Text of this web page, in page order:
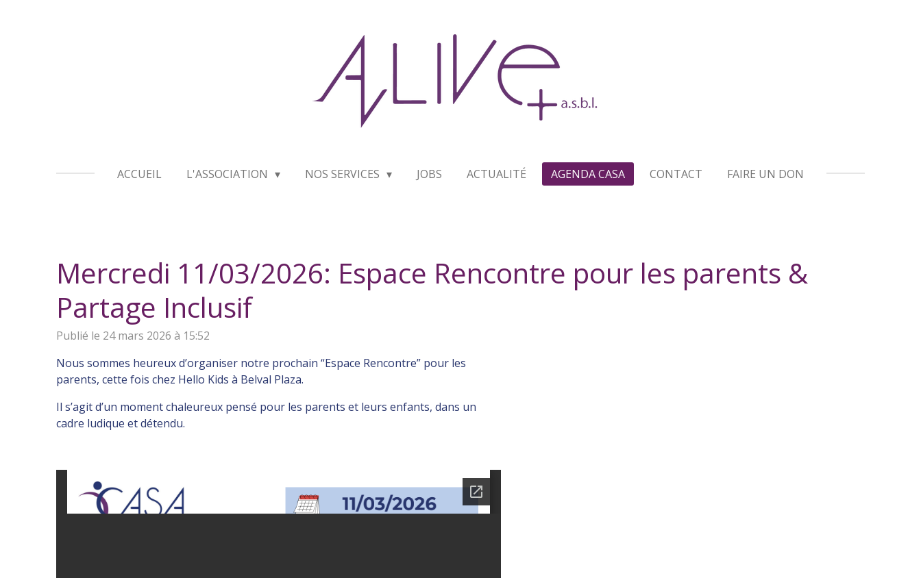
ACCUEIL L'ASSOCIATION NOS SERVICES JOBS ACTUALITÉ AGENDA CASA CONTACT FAIRE UN DON
Mercredi 11/03/2026: Espace Rencontre pour les parents &
Partage Inclusif
Publié le 24 mars 2026 à 15:52
Nous sommes heureux d’organiser notre prochain “Espace Rencontre” pour les
parents, cette fois chez Hello Kids à Belval Plaza.
Il s’agit d’un moment chaleureux pensé pour les parents et leurs enfants, dans un
cadre ludique et détendu.